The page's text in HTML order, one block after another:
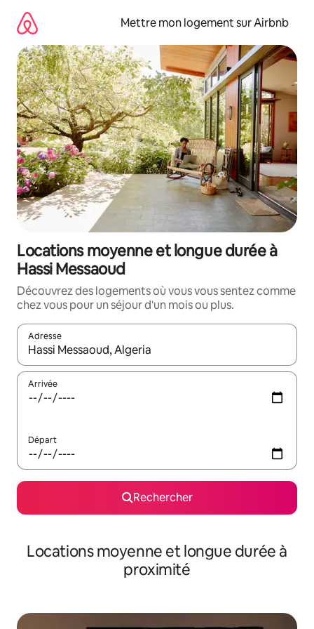
directement
contenu
Mettre mon logement sur Airbnb
Locations moyenne et longue durée à
Hassi Messaoud
Découvrez des logements où vous vous sentez comme
chez vous pour un séjour d'un mois ou plus.
Adresse
Lorsque les résultats s'affichent, utilisez les flèches vers le
Arrivée
Départ
Rechercher
Locations moyenne et longue durée à
proximité